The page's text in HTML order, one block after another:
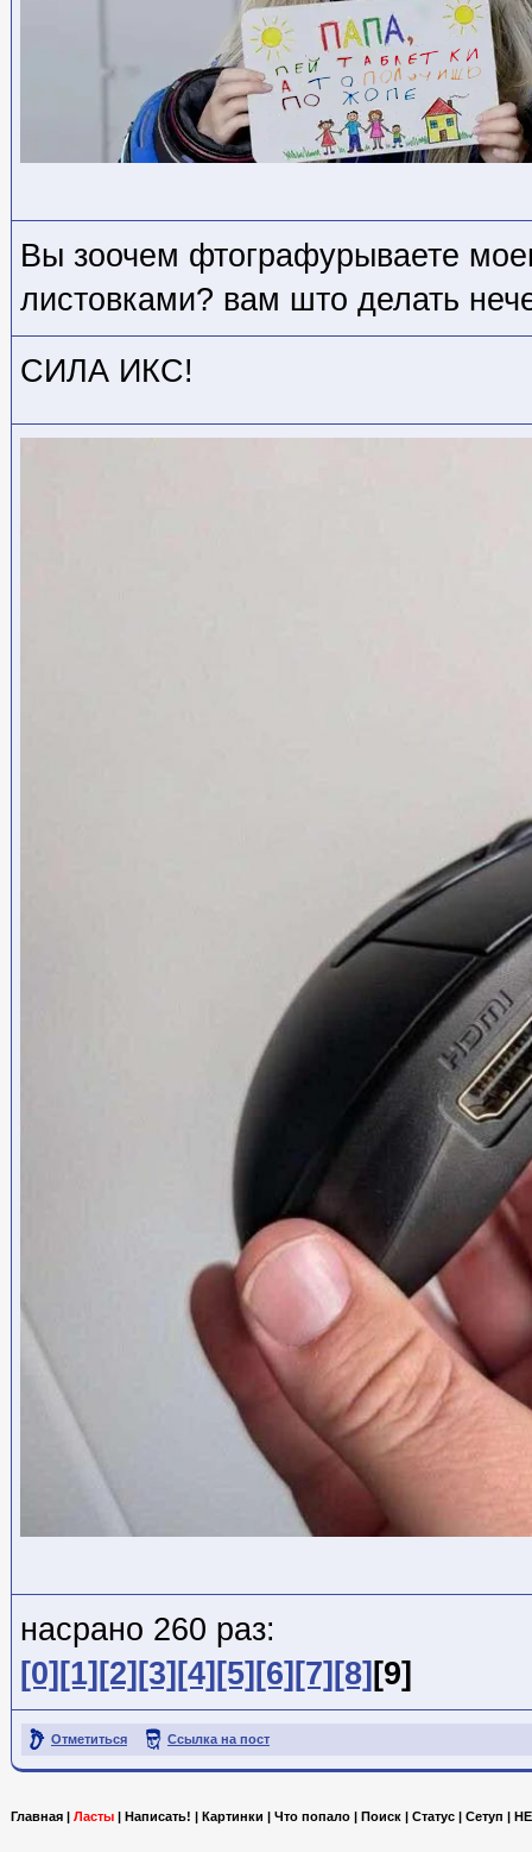
Вы зоочем фтографурываете
листовками? вам што делать
СИЛА ИКС!
насрано 260 раз:
[0] [1] [2] [3] [4] [5] [6] [7] [8] [9]
Отметиться Ссылка на пост
Главная | Ласты | Написать! | Картинки | Что попало | Поиск | Статус | Сетуп |